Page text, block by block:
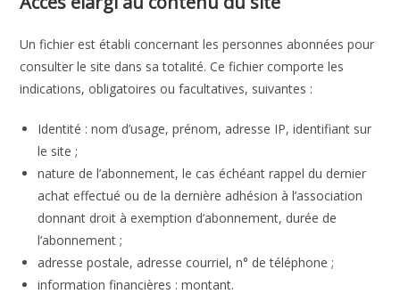
Un fichier est établi concernant les personnes abonnées pour
consulter le site dans sa totalité. Ce fichier comporte les
indications, obligatoires ou facultatives, suivantes :
Identité : nom d’usage, prénom, adresse IP, identifiant sur
le site ;
nature de l’abonnement, le cas échéant rappel du dernier
achat effectué ou de la dernière adhésion à l’association
donnant droit à exemption d’abonnement, durée de
l’abonnement ;
adresse postale, adresse courriel, n° de téléphone ;
information financières : montant.